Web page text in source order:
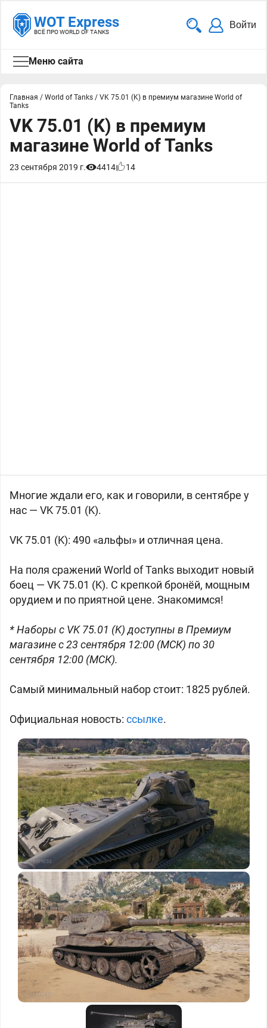
WOT Express
ВСЁ ПРО WORLD OF TANKS
Войти
Меню сайта
Главная / World of Tanks / VK 75.01 (K) в премиум магазине World of
Tanks
VK 75.01 (K) в премиум
магазине World of Tanks
23 сентября 2019 г. 4414 14
Многие ждали его, как и говорили, в сентябре у
нас — VK 75.01 (K).
VK 75.01 (K): 490 «альфы» и отличная цена.
На поля сражений World of Tanks выходит новый
боец — VK 75.01 (K). С крепкой бронёй, мощным
орудием и по приятной цене. Знакомимся!
* Наборы с VK 75.01 (K) доступны в Премиум
магазине с 23 сентября 12:00 (МСК) по 30
сентября 12:00 (МСК).
Самый минимальный набор стоит: 1825 рублей.
Официальная новость: ссылке.